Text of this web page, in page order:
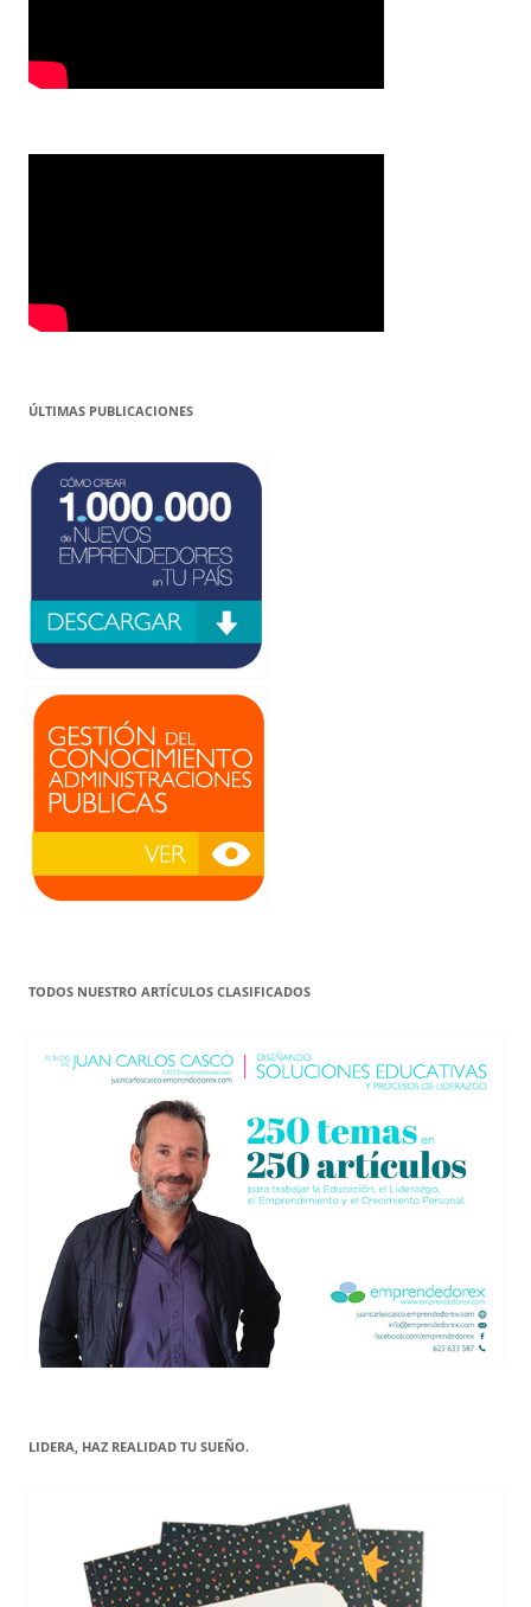
ÚLTIMAS PUBLICACIONES
TODOS NUESTRO ARTÍCULOS CLASIFICADOS
LIDERA, HAZ REALIDAD TU SUEÑO.